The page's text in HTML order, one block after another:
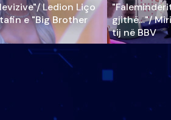
Ledion Liço
e "Big Brother
gjithë…"/
tij në BBV